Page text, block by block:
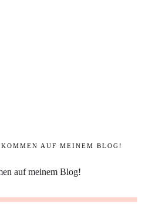
AUF MEINEM BLOG!